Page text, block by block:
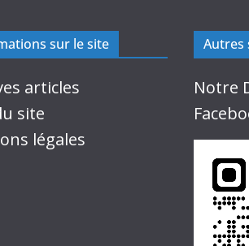
sur le site
articles
site
légales
Autres
Notre